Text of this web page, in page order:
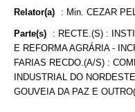
Relator(a) : Min. CEZAR
Parte(s) : RECTE.(S) :
E REFORMA AGRÁRIA -
FARIAS RECDO.(A/S) :
INDUSTRIAL DO
GOUVEIA DA PAZ E